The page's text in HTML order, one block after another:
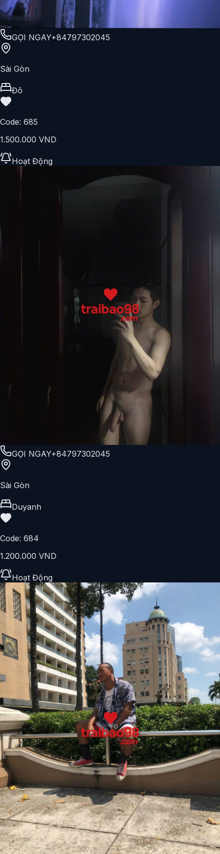
GỌI NGAY+84797302045
Sài Gòn
Đô
Code: 685
1.500.000 VND
Hoạt Động
GỌI NGAY+84797302045
Sài Gòn
Duyanh
Code: 684
1.200.000 VND
Hoạt Động